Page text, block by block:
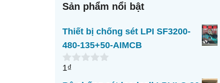
Sản phẩm nổi bật
Thiết bị chống sét LPI SF3200-
480-135+50-AIMCB
0
1₫